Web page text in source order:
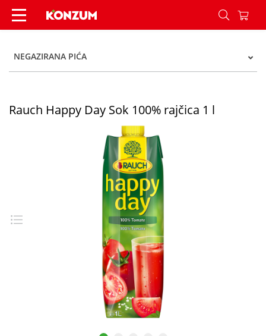
Happy Day Sok rajčica 1 l - Konzum
NEGAZIRANA PIĆA
Rauch Happy Day Sok 100% rajčica 1 l